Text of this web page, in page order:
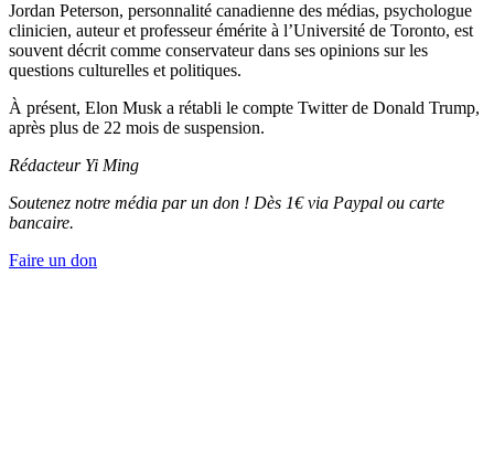
Jordan Peterson, personnalité canadienne des médias, psychologue
clinicien, auteur et professeur émérite à l’Université de Toronto, est
souvent décrit comme conservateur dans ses opinions sur les
questions culturelles et politiques.
À présent, Elon Musk a rétabli le compte Twitter de Donald Trump,
après plus de 22 mois de suspension.
Rédacteur Yi Ming
Soutenez notre média par un don ! Dès 1€ via Paypal ou carte
bancaire.
Faire un don